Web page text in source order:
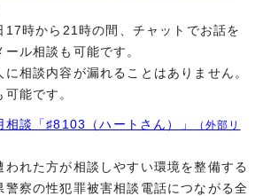
17時から21時の間、チャットでお話を
ル相談も可能です。
相談内容が漏れることはありません。
能です。
談「♯8103（ハートさん）」
（外部リ
われた方が相談しやすい環境を整備する
警察の性犯罪被害相談電話につながる全